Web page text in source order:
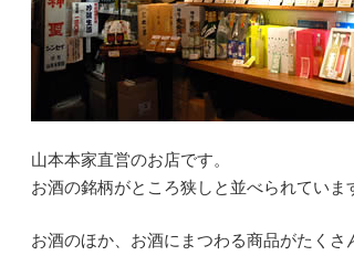
山本本家直営のお店です。
お酒の銘柄がところ狭しと並べられていま
お酒のほか、お酒にまつわる商品がたく